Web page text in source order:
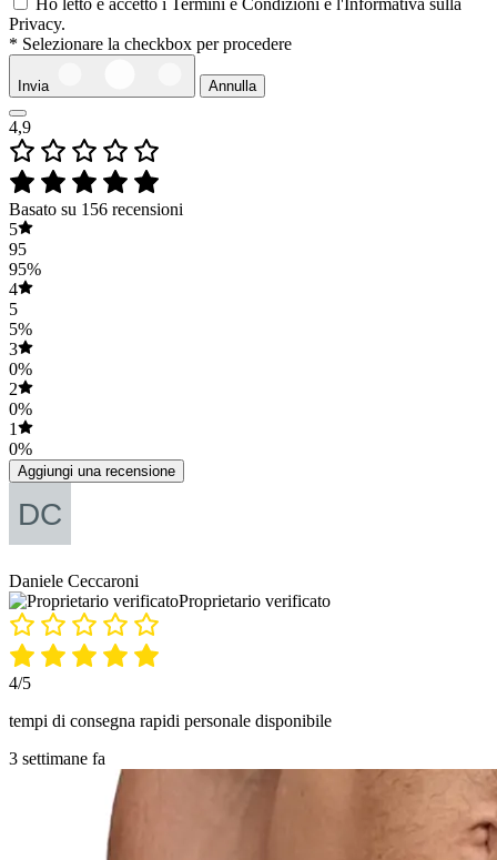
Privacy.
* Selezionare la checkbox per procedere
Invia Annulla
4,9
Basato su 156 recensioni
5
95
95%
4
5
5%
3
0%
2
0%
1
0%
Aggiungi una recensione
Daniele Ceccaroni
Proprietario verificato
4/5
tempi di consegna rapidi personale disponibile
3 settimane fa